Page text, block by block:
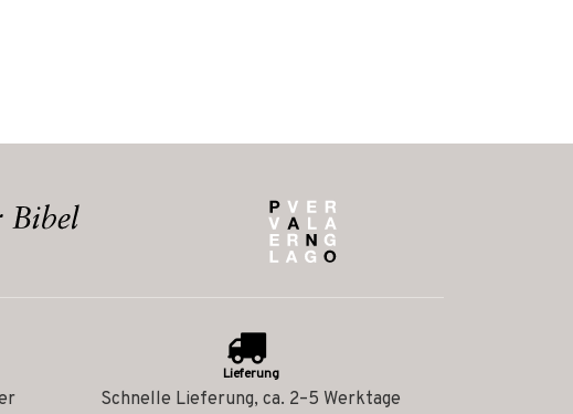
Lieferung
Schnelle Lieferung, ca. 2–5 Werktage